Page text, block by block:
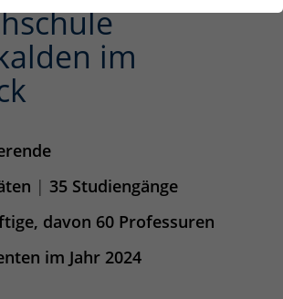
im
| 35 Studiengänge
davon 60 Professuren
im Jahr 2024